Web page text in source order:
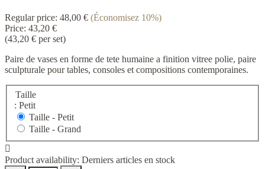
Regular price: 48,00 € (Économisez 10%)
Price: 43,20 €
(43,20 € per set)
Paire de vases en forme de tete humaine a finition vitree polie, paire
sculpturale pour tables, consoles et compositions contemporaines.
Taille
: Petit
Taille - Petit
Taille - Grand

Product availability: Derniers articles en stock